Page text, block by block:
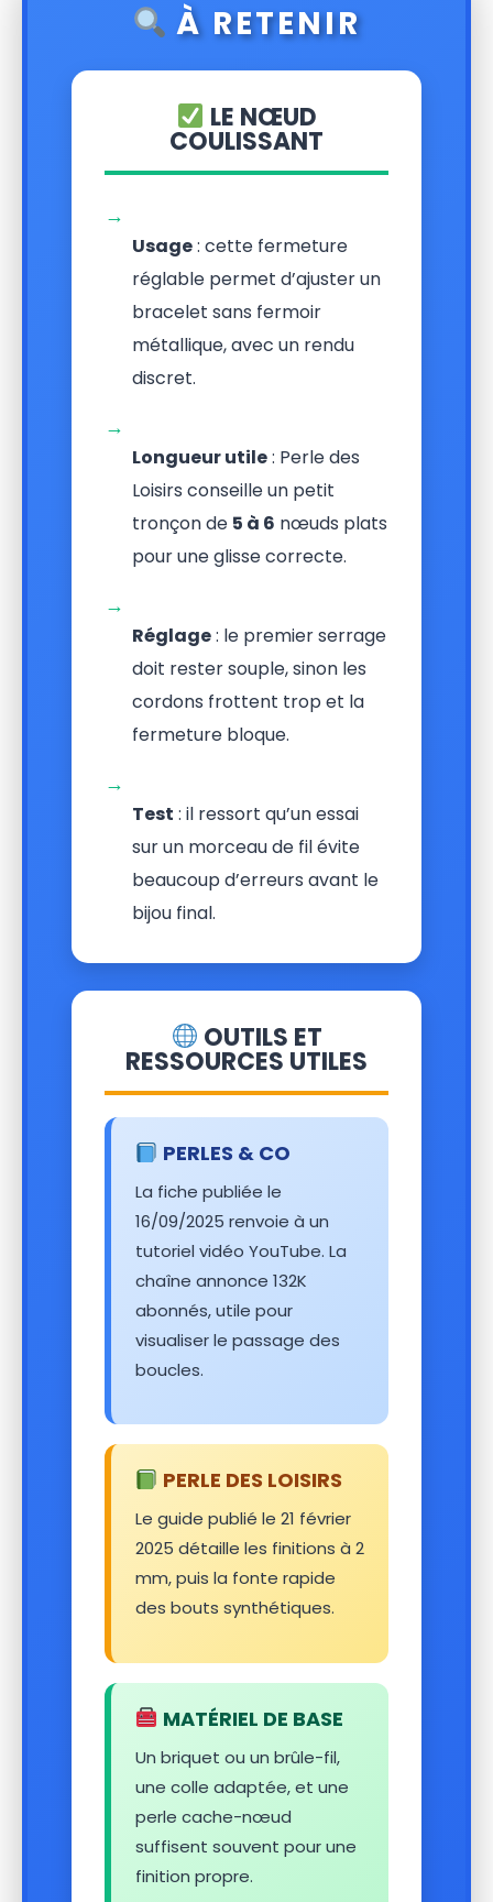
À RETENIR
LE NŒUD
COULISSANT
→
Usage: cette fermeture
réglable permet d’ajuster un
bracelet sans fermoir
métallique, avec un rendu
discret.
→
Longueur utile: Perle des
Loisirs conseille un petit
tronçon de 5 à 6 nœuds plats
pour une glisse correcte.
→
Réglage: le premier serrage
doit rester souple, sinon les
cordons frottent trop et la
fermeture bloque.
→
Test : il ressort qu’un essai
sur un morceau de fil évite
beaucoup d’erreurs avant le
bijou final.
OUTILS ET
RESSOURCES UTILES
PERLES & CO
La fiche publiée le
16/09/2025 renvoie à un
tutoriel vidéo YouTube. La
chaîne annonce 132K
abonnés, utile pour
visualiser le passage des
boucles.
PERLE DES LOISIRS
Le guide publié le 21 février
2025 détaille les finitions à 2
mm, puis la fonte rapide
des bouts synthétiques.
MATÉRIEL DE BASE
Un briquet ou un brûle-fil,
une colle adaptée, et une
perle cache-nœud
suffisent souvent pour une
finition propre.